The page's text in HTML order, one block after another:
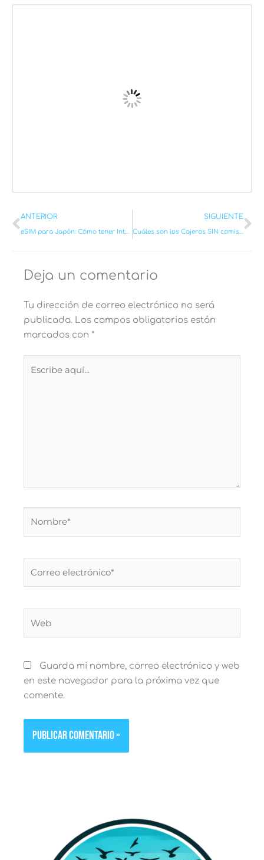
Ant
ANTERIOR
eSIM para Japón: Cómo tener Internet ILIMITADO desde que aterrizas
SIGUIENTE
Cuáles son los Cajeros SIN comisión en Japón 2026 (ATM)
Deja un comentario
Tu dirección de correo electrónico no será
publicada. Los campos obligatorios están
marcados con *
Guarda mi nombre, correo electrónico y web
en este navegador para la próxima vez que
comente.